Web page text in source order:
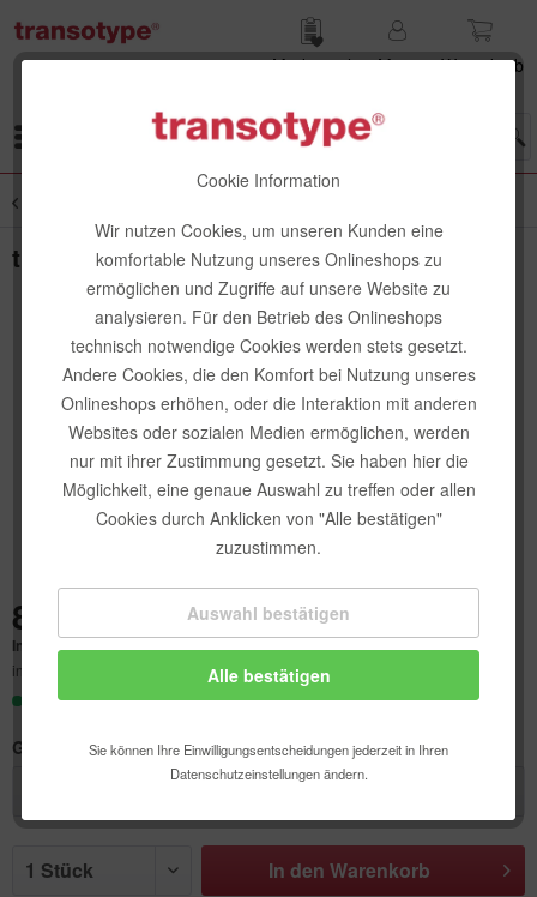
Merk­zettel
Mein
Waren­korb
Cookie Information
Wir nutzen Cookies, um unseren Kunden eine
komfortable Nutzung unseres Onlineshops zu
ermöglichen und Zugriffe auf unsere Website zu
analysieren. Für den Betrieb des Onlineshops
technisch notwendige Cookies werden stets gesetzt.
Andere Cookies, die den Komfort bei Nutzung unseres
Onlineshops erhöhen, oder die Interaktion mit anderen
Websites oder sozialen Medien ermöglichen, werden
nur mit ihrer Zustimmung gesetzt. Sie haben hier die
Möglichkeit, eine genaue Auswahl zu treffen oder allen
Cookies durch Anklicken von "Alle bestätigen"
zuzustimmen.
Technisch erforderlich
Komfortfunktionen
Auswahl bestätigen
Alle bestätigen
Sie können Ihre Einwilligungsentscheidungen jederzeit in Ihren
Datenschutzeinstellungen ändern.
transotype Marker Pad
8,09 € *
Inhalt: 50 Stück (0,16 € * / 1 Stück)
inkl. MwSt.
zzgl. Versandkosten
Sofort versandfertig, Lieferzeit ca. 1-3 Werktage
Größe:
In den Warenkorb